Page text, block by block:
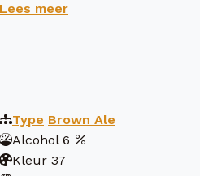
Lees meer
Type Brown Ale
Alcohol 6
Kleur 37